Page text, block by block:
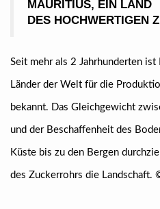
MAURITIUS, EIN LAND
DES HOCHWERTIGEN
Seit mehr als 2 Jahrhunderten
Länder der Welt für die
bekannt. Das Gleichgewicht
und der Beschaffenheit des
Küste bis zu den Bergen
des Zuckerrohrs die Landschaft.